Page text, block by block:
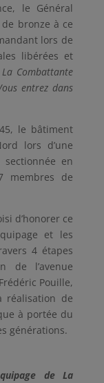
le Général
bronze à ce
lors de
libérées et
Combattante
entrez dans
le bâtiment
lors d’une
sectionnée en
membres de
d’honorer ce
et les
4 étapes
de l’avenue
Pouille,
réalisation de
à portée du
générations.
de La